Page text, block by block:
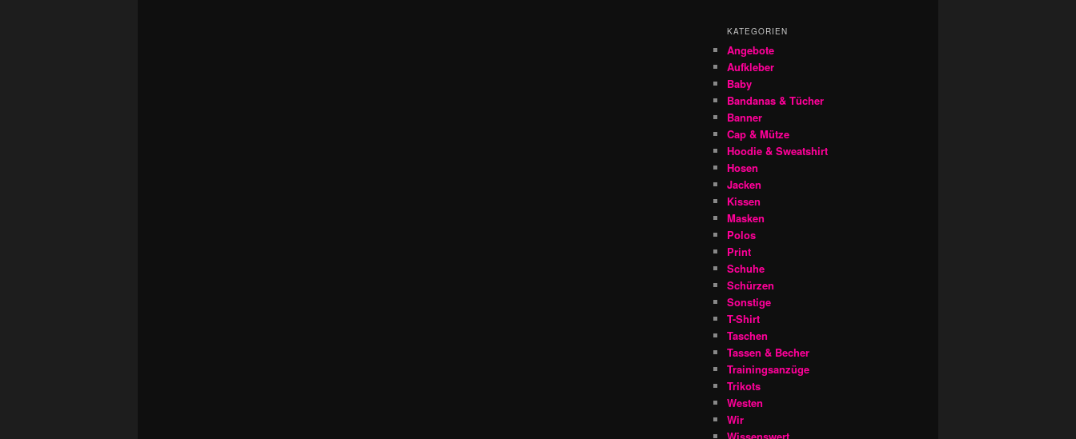
KATEGORIEN
Angebote
Aufkleber
Baby
Bandanas & Tücher
Banner
Cap & Mütze
Hoodie & Sweatshirt
Hosen
Jacken
Kissen
Masken
Polos
Print
Schuhe
Schürzen
Sonstige
T-Shirt
Taschen
Tassen & Becher
Trainingsanzüge
Trikots
Westen
Wir
Wissenswert